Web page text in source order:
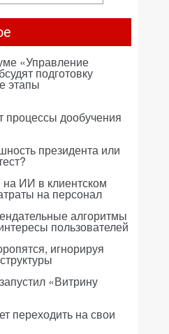
«Управление
подготовку
этапы
процессы дообучения
президента или
ИИ в клиентском
на персонал
алгоритмы
пользователей
игнорируя
«Витрину
переходить на свои